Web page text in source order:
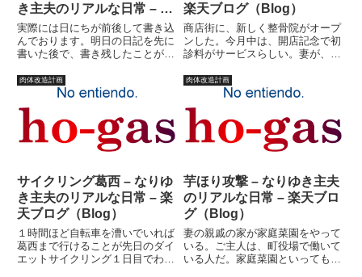
き主夫のリアルな日常 – 楽
天ブログ（Blog）
実際には日にちが前後して書き込
んでおります。明日の日記を先に
書いた後で、書き残したことがあ
とではないのだけれども、日記書
くのサボってたし、空欄を減らす
ためというか、どうでもいいこと
なのですが・・・ちょっとスポ
ー...
楽天ブログ（Blog）
商店街に、新しく整骨院がオープ
ンした。今月中は、開店記念で初
診料がサービスらしい。妻が、私
も肩が痛いっていってたでしょ。
今月中に行かなくちゃサービス終
わっちゃうのよ」サービス終わっ
ちゃうっていっても、私は行き
た...
肉体改造計画
サイクリング葛西 – なりゆ
き主夫のリアルな日常 – 楽
天ブログ（Blog）
１時間ほど自転車を漕いでいれば
葛西まで行けることが先日のダイ
エットサイクリング１日目でわか
肉体改造計画
芋ほり攻撃 – なりゆき主夫
のリアルな日常 – 楽天ブロ
グ（Blog）
妻の親戚の家が家庭菜園をやって
いる。ご主人は、町役場で働いて
いる人だ。家庭菜園といっても、